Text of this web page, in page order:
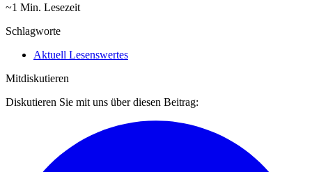
~1 Min. Lesezeit
Schlagworte
Aktuell Lesenswertes
Mitdiskutieren
Diskutieren Sie mit uns über diesen Beitrag: